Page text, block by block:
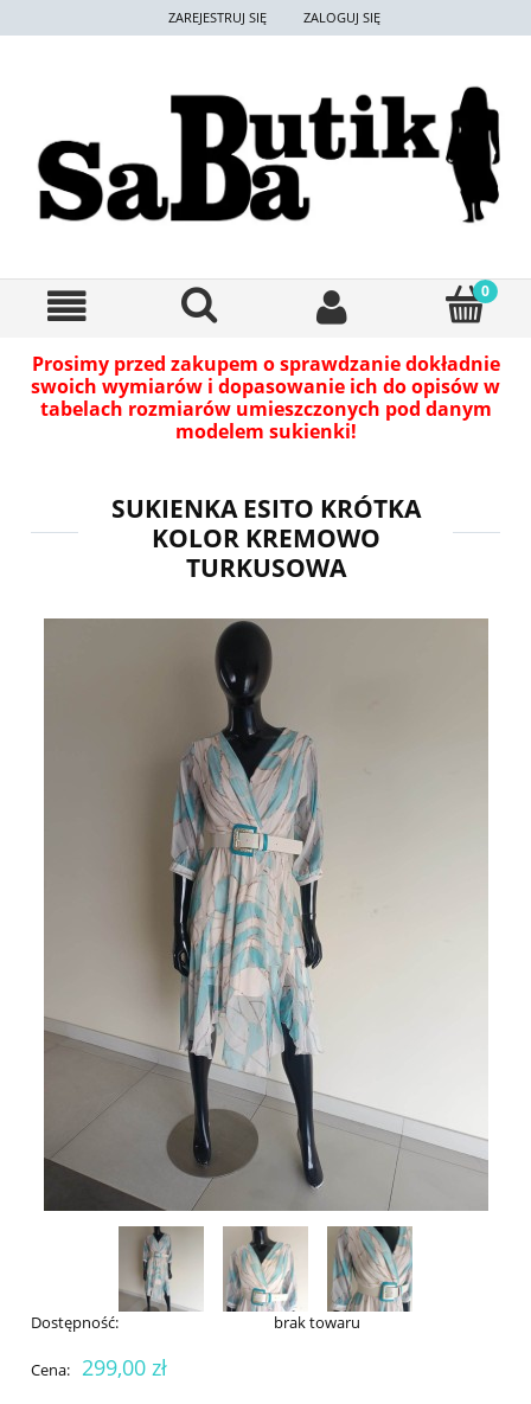
ZAREJESTRUJ SIĘ ZALOGUJ SIĘ
Prosimy przed zakupem o sprawdzanie dokładnie
swoich wymiarów i dopasowanie ich do opisów w
tabelach rozmiarów umieszczonych pod danym
modelem sukienki!
SUKIENKA ESITO KRÓTKA
KOLOR KREMOWO
TURKUSOWA
Dostępność: brak towaru
Cena: 299,00 zł